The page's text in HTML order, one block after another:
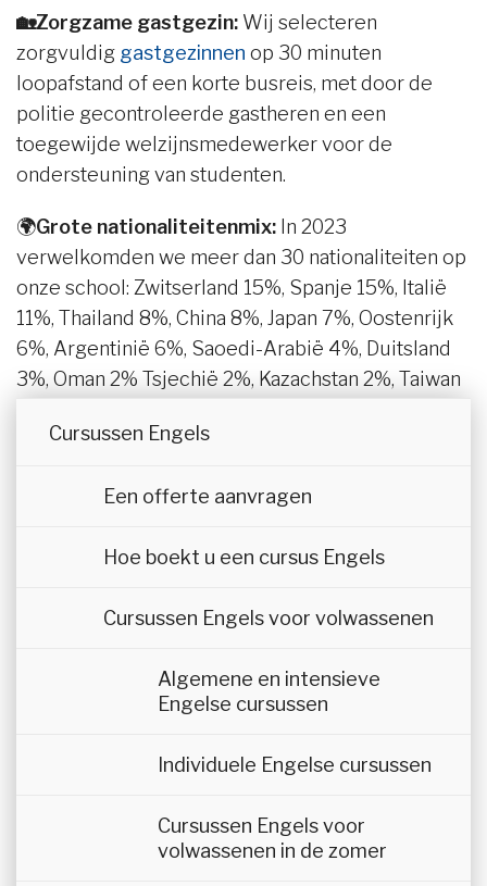
🏡Zorgzame gastgezin: Wij selecteren
zorgvuldig gastgezinnen op 30 minuten
loopafstand of een korte busreis, met door de
politie gecontroleerde gastheren en een
toegewijde welzijnsmedewerker voor de
ondersteuning van studenten.
🌍Grote nationaliteitenmix: In 2023
verwelkomden we meer dan 30 nationaliteiten op
onze school: Zwitserland 15%, Spanje 15%, Italië
11%, Thailand 8%, China 8%, Japan 7%, Oostenrijk
6%, Argentinië 6%, Saoedi-Arabië 4%, Duitsland
3%, Oman 2% Tsjechië 2%, Kazachstan 2%, Taiwan
Cursussen Engels
Een offerte aanvragen
Hoe boekt u een cursus Engels
Cursussen Engels voor volwassenen
Algemene en intensieve
Engelse cursussen
Individuele Engelse cursussen
Cursussen Engels voor
volwassenen in de zomer